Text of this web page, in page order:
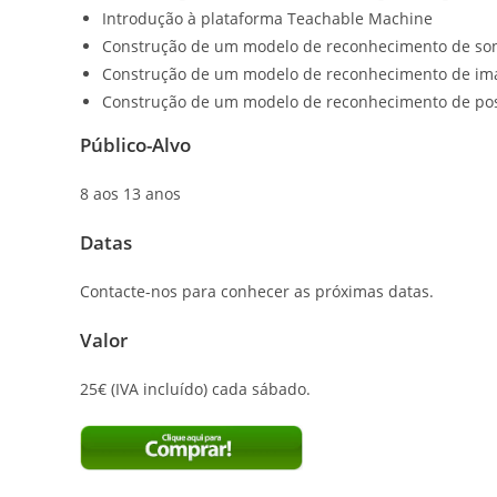
Introdução à plataforma Teachable Machine
Construção de um modelo de reconhecimento de
Construção de um modelo de reconhecimento de
Construção de um modelo de reconhecimento de
Público-Alvo
8 aos 13 anos
Datas
Contacte-nos para conhecer as próximas datas.
Valor
25€ (IVA incluído) cada sábado.